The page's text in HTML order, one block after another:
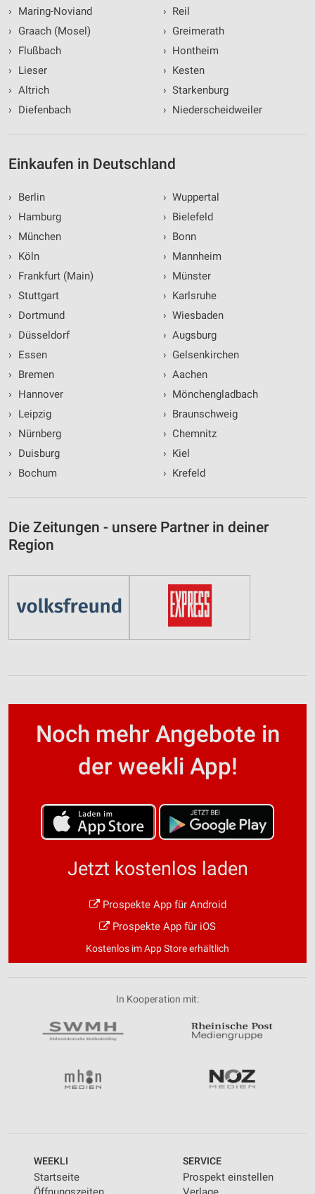
›
Maring-Noviand
›
Graach (Mosel)
›
Flußbach
›
Lieser
› Altrich
›
Diefenbach
› Reil
› Greimerath
› Hontheim
› Kesten
› Starkenburg
› Niederscheidweiler
Einkaufen in Deutschland
›
Berlin
›
Hamburg
›
München
›
Köln
›
Frankfurt (Main)
› Stuttgart
›
Dortmund
›
Düsseldorf
›
Essen
›
Bremen
›
Hannover
›
Leipzig
›
Nürnberg
›
Duisburg
›
Bochum
› Wuppertal
› Bielefeld
› Bonn
› Mannheim
› Münster
› Karlsruhe
› Wiesbaden
› Augsburg
› Gelsenkirchen
› Aachen
› Mönchengladbach
› Braunschweig
› Chemnitz
› Kiel
› Krefeld
Die Zeitungen - unsere Partner in deiner
Region
Noch mehr Angebote in
der weekli App!
Jetzt kostenlos laden
Prospekte App für Android
Prospekte App für iOS
Kostenlos im App Store erhältlich
In Kooperation mit:
WEEKLI
Startseite
SERVICE
Prospekt einstellen
IAB-Besonderheiten:
Verwendung genauer Standortdaten
Geräte anhand von aktiv angeforderten
Informationen identifizieren
Nicht-IAB-Verarbeitungszwecke:
Notwendig
Funktional
Werbung